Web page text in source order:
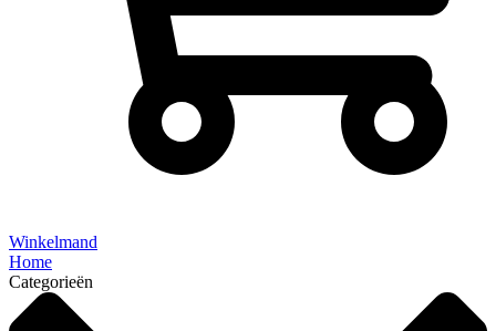
Winkelmand
Home
Categorieën